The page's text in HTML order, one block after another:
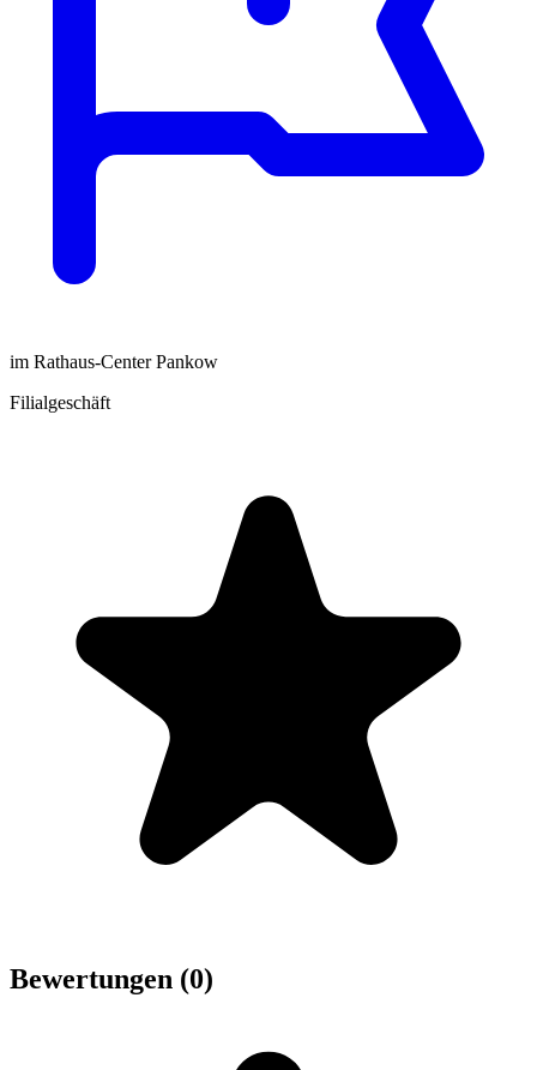
im Rathaus-Center Pankow
Filialgeschäft
Bewertungen (0)